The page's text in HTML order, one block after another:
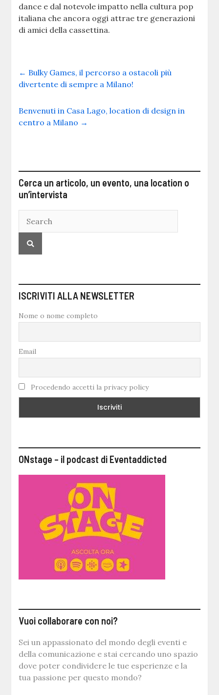
dance e dal notevole impatto nella cultura pop
italiana che ancora oggi attrae tre generazioni
di amici della cassettina.
← Bulky Games, il percorso a ostacoli più
divertente di sempre a Milano!
Benvenuti in Casa Lago, location di design in
centro a Milano →
Cerca un articolo, un evento, una location o
un’intervista
ISCRIVITI ALLA NEWSLETTER
Nome o nome completo
Email
Procedendo accetti la privacy policy
ONstage – il podcast di Eventaddicted
Vuoi collaborare con noi?
Sei un appassionato del mondo degli eventi e
della comunicazione e stai cercando uno spazio
dove poter condividere le tue esperienze e la
tua passione per questo mondo?